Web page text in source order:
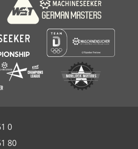
0
80